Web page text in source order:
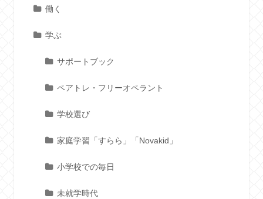
働く
学ぶ
サポートブック
ペアトレ・フリーオペラント
学校選び
家庭学習「すらら」「Novakid」
小学校での毎日
未就学時代